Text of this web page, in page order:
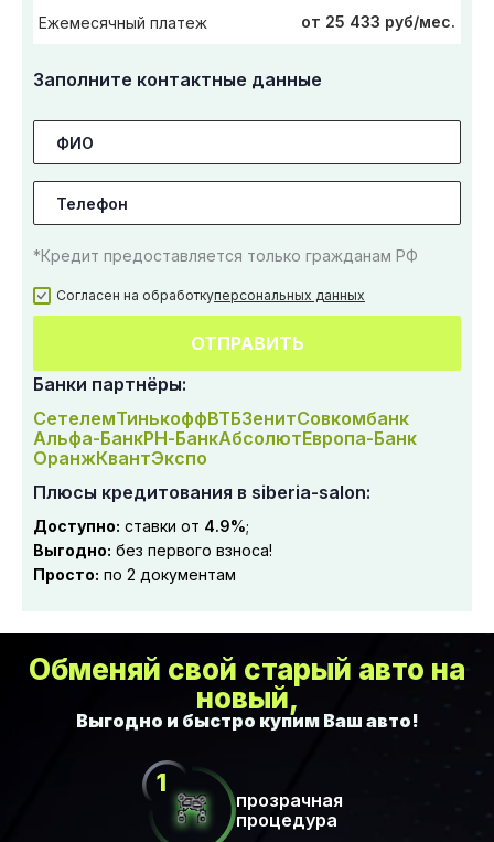
Ежемесячный платеж от 25 433 руб/мес.
Заполните контактные данные
*Кредит предоставляется только гражданам РФ
Согласен на обработкуперсональных данных
ОТПРАВИТЬ
Банки партнёры:
СетелемТинькоффВТБЗенитСовкомбанк
Альфа-БанкРН-БанкАбсолютЕвропа-Банк
ОранжКвантЭкспо
Плюсы кредитования в siberia-salon:
Доступно: ставки от 4.9%;
Выгодно: без первого взноса!
Просто: по 2 документам
Обменяй свой старый авто на
новый,
прозрачная
процедура